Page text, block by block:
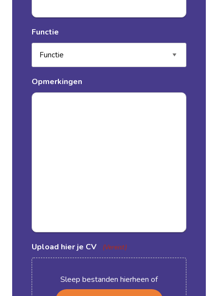
Functie
Opmerkingen
Upload hier je CV (Vereist)
Sleep bestanden hierheen of